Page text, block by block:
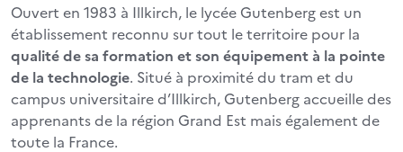
Ouvert en 1983 à Illkirch, le lycée Gutenberg est un
établissement reconnu sur tout le territoire pour la
qualité de sa formation et son équipement à la pointe
de la technologie. Situé à proximité du tram et du
campus universitaire d’Illkirch, Gutenberg accueille des
apprenants de la région Grand Est mais également de
toute la France.